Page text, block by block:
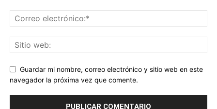
Guardar mi nombre, correo electrónico y sitio web en este
navegador la próxima vez que comente.